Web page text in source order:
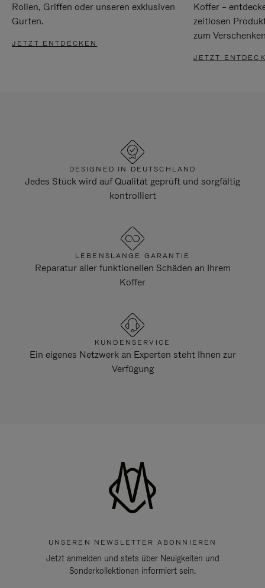
Rollen, Griffen oder unseren exklusiven
Gurten.
JETZT ENTDECKEN
Koffer –
zeitlosen
zum
JETZT
DESIGNED IN DEUTSCHLAND
Jedes Stück wird auf Qualität geprüft und sorgfältig
kontrolliert
LEBENSLANGE GARANTIE
Reparatur aller funktionellen Schäden an Ihrem
Koffer
KUNDENSERVICE
Ein eigenes Netzwerk an Experten steht Ihnen zur
Verfügung
UNSEREN NEWSLETTER ABONNIEREN
Jetzt anmelden und stets über Neuigkeiten und
Sonderkollektionen informiert sein.